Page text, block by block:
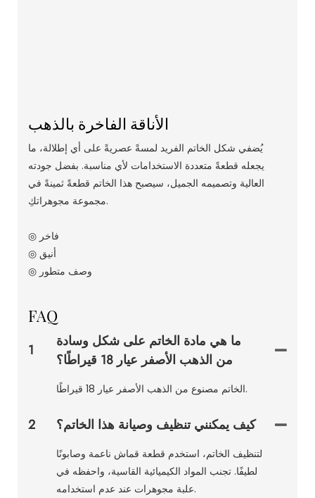
الأناقة الفاخرة بالذهب
يُضفي شكل الخاتم الفريد لمسةً عصريةً على أي إطلالة، ما
يجعله قطعةً متعددة الاستخدامات لأي مناسبة. بفضل جودته
العالية وتصميمه الجميل، سيصبح هذا الخاتم قطعةً ثمينةً في
مجموعة مجوهراتكِ.
◎ فاخر
◎ أنيق
◎ وصف متطور
FAQ
1
ما هي مادة الخاتم على شكل وسادة
من الذهب الأصفر عيار 18 قيراطًا؟
الخاتم مصنوع من الذهب الأصفر عيار 18 قيراطًا.
2 كيف يمكنني تنظيف وصيانة هذا الخاتم؟
لتنظيف الخاتم، استخدم قطعة قماش ناعمة وصابونًا
لطيفًا. تجنب المواد الكيميائية القاسية، واحفظه في
علبة مجوهرات عند عدم استخدامه.